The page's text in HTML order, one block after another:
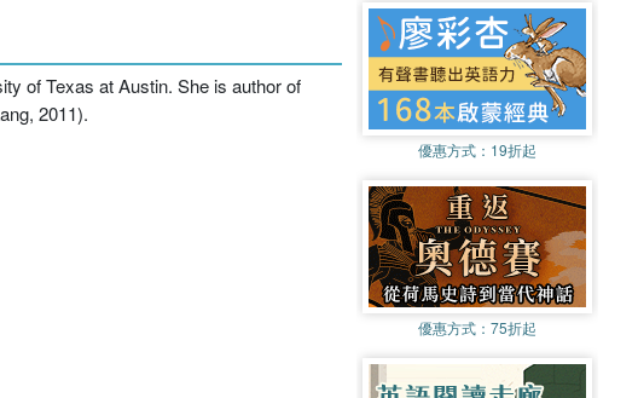
of Texas at Austin. She is author of
2011).
優惠方式： 19折起
優惠方式： 75折起